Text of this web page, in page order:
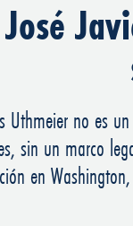
Uthmeier no es
sin un marco
en